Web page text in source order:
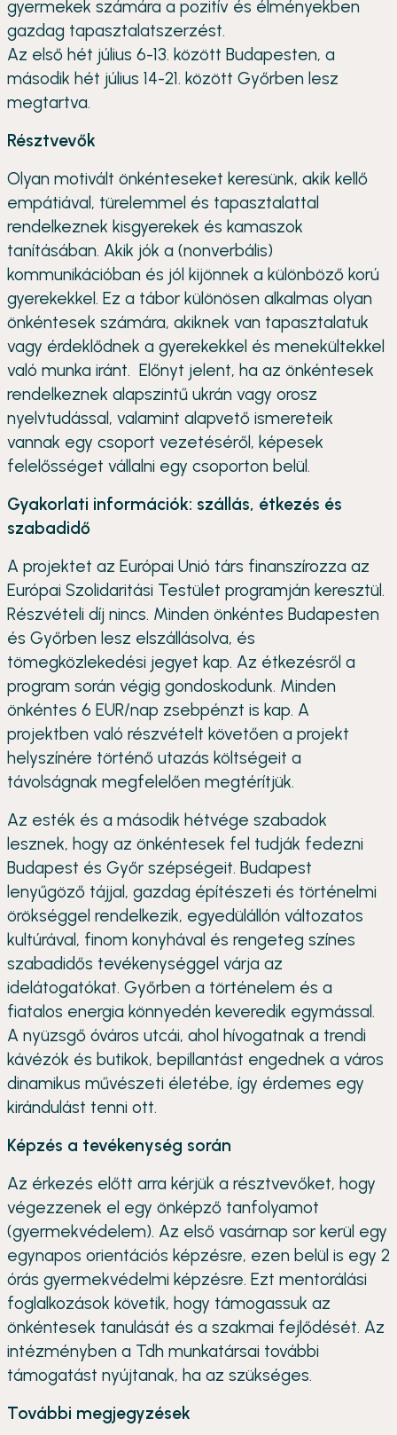
gyermekek számára a pozitív és élményekben
gazdag tapasztalatszerzést.
Az első hét július 6-13. között Budapesten, a
második hét július 14-21. között Győrben lesz
megtartva.
Résztvevők
Olyan motivált önkénteseket keresünk, akik kellő
empátiával, türelemmel és tapasztalattal
rendelkeznek kisgyerekek és kamaszok
tanításában. Akik jók a (nonverbális)
kommunikációban és jól kijönnek a különböző korú
gyerekekkel. Ez a tábor különösen alkalmas olyan
önkéntesek számára, akiknek van tapasztalatuk
vagy érdeklődnek a gyerekekkel és menekültekkel
való munka iránt. Előnyt jelent, ha az önkéntesek
rendelkeznek alapszintű ukrán vagy orosz
nyelvtudással, valamint alapvető ismereteik
vannak egy csoport vezetéséről, képesek
felelősséget vállalni egy csoporton belül.
Gyakorlati információk: szállás, étkezés és
szabadidő
A projektet az Európai Unió társ finanszírozza az
Európai Szolidaritási Testület programján keresztül.
Részvételi díj nincs. Minden önkéntes Budapesten
és Győrben lesz elszállásolva, és
tömegközlekedési jegyet kap. Az étkezésről a
program során végig gondoskodunk. Minden
önkéntes 6 EUR/nap zsebpénzt is kap. A
projektben való részvételt követően a projekt
helyszínére történő utazás költségeit a
távolságnak megfelelően megtérítjük.
Az esték és a második hétvége szabadok
lesznek, hogy az önkéntesek fel tudják fedezni
Budapest és Győr szépségeit. Budapest
lenyűgöző tájjal, gazdag építészeti és történelmi
örökséggel rendelkezik, egyedülállón változatos
kultúrával, finom konyhával és rengeteg színes
szabadidős tevékenységgel várja az
idelátogatókat. Győrben a történelem és a
fiatalos energia könnyedén keveredik egymással.
A nyüzsgő óváros utcái, ahol hívogatnak a trendi
kávézók és butikok, bepillantást engednek a város
dinamikus művészeti életébe, így érdemes egy
kirándulást tenni ott.
Képzés a tevékenység során
Az érkezés előtt arra kérjük a résztvevőket, hogy
végezzenek el egy önképző tanfolyamot
(gyermekvédelem). Az első vasárnap sor kerül egy
egynapos orientációs képzésre, ezen belül is egy 2
órás gyermekvédelmi képzésre. Ezt mentorálási
foglalkozások követik, hogy támogassuk az
önkéntesek tanulását és a szakmai fejlődését. Az
intézményben a Tdh munkatársai további
támogatást nyújtanak, ha az szükséges.
További megjegyzések